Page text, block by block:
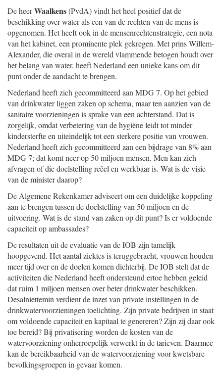
De heerWaalkens(PvdA) vindt het heel positief dat de
beschikking over water als een van de rechten van de mens is
opgenomen. Het heeft ook in de mensenrechtenstrategie, een nota
van het kabinet, een prominente plek gekregen. Met prins Willem-
Alexander, die overal in de wereld vlammende betogen houdt over
het belang van water, heeft Nederland een unieke kans om dit
punt onder de aandacht te brengen.
Nederland heeft zich gecommitteerd aan MDG 7. Op het gebied
van drinkwater liggen zaken op schema, maar ten aanzien van de
sanitaire voorzieningen is sprake van een achterstand. Dat is
zorgelijk, omdat verbetering van de hygiëne leidt tot minder
kindersterfte en uiteindelijk tot een sterkere positie van vrouwen.
Nederland heeft zich gecommitteerd aan een bijdrage van 8% aan
MDG 7; dat komt neer op 50 miljoen mensen. Men kan zich
afvragen of die doelstelling reëel en werkbaar is. Wat is de visie
van de minister daarop?
De Algemene Rekenkamer adviseert om een duidelijke koppeling
aan te brengen tussen de doelstelling van 50 miljoen en de
uitvoering. Wat is de stand van zaken op dit punt? Is er voldoende
capaciteit op ambassades?
De resultaten uit de evaluatie van de IOB zijn tamelijk
hoopgevend. Het aantal ziektes is teruggebracht, vrouwen houden
meer tijd over en de doelen komen dichterbij. De IOB stelt dat de
activiteiten die Nederland heeft ondersteund ertoe hebben geleid
dat ruim 1 miljoen mensen over beter drinkwater beschikken.
Desalniettemin verdient de inzet van private instellingen in de
drinkwatervoorzieningen toelichting. Zijn private bedrijven in staat
om voldoende capaciteit en kapitaal te genereren? Zijn zij daar ook
toe bereid? Bij privatisering worden de kosten van de
watervoorziening onherroepelijk verwerkt in de tarieven. Daarmee
kan de bereikbaarheid van de watervoorziening voor kwetsbare
bevolkingsgroepen in gevaar komen.